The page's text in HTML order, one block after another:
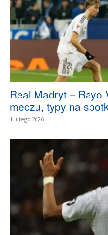
Real Madryt – Rayo
meczu, typy na
1 lutego 2026